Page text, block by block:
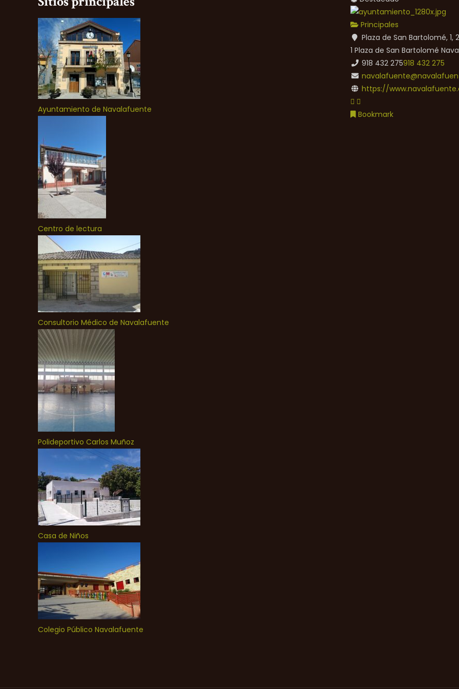
Ayuntamiento de Navalafuente
Centro de lectura
Consultorio Médico de Navalafuente
Polideportivo Carlos Muñoz
Casa de Niños
Colegio Público Navalafuente
Principales
Plaza de San Bartolomé,
1 Plaza de San Bartolomé
918 432 275918 432 275
https://
Bookmark